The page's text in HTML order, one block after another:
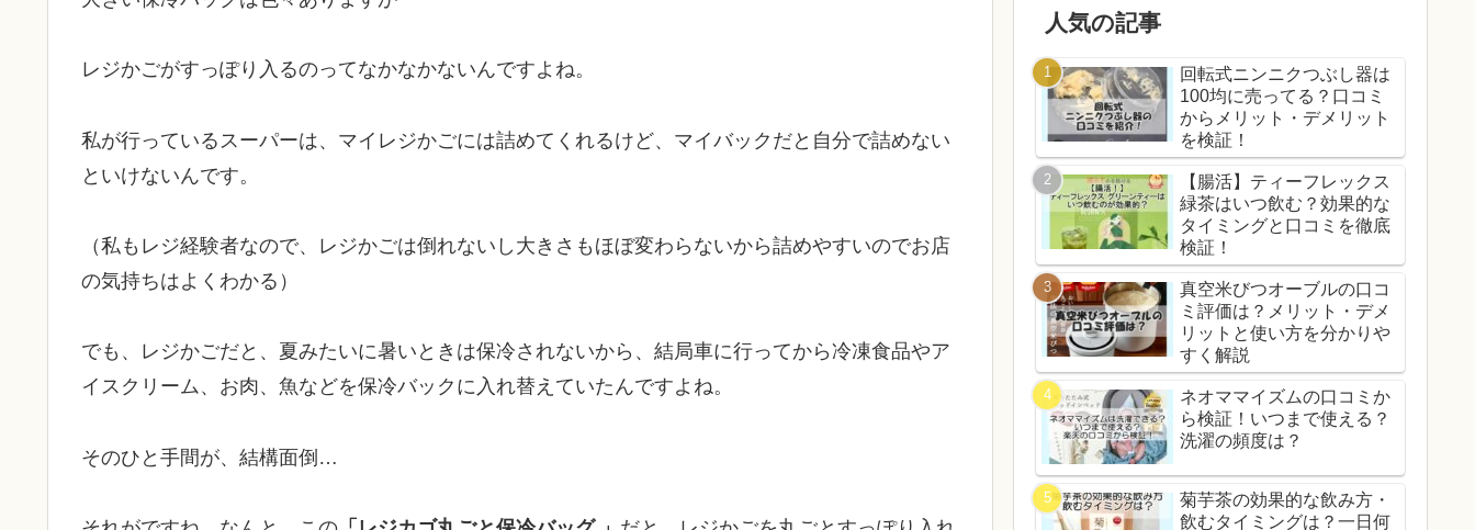
レジかごがすっぽり入るのってなかなかないんですよね。
私が行っているスーパーは、マイレジかごには詰めてくれるけど、マイバックだと自分で詰めない
といけないんです。
（私もレジ経験者なので、レジかごは倒れないし大きさもほぼ変わらないから詰めやすいのでお店
の気持ちはよくわかる）
でも、レジかごだと、夏みたいに暑いときは保冷されないから、結局車に行ってから冷凍食品やア
イスクリーム、お肉、魚などを保冷バックに入れ替えていたんですよね。
そのひと手間が、結構面倒…
人気の記事
回転式ニンニクつぶし器は
100均に売ってる？口コミ
からメリット・デメリット
を検証！
【腸活】ティーフレックス
緑茶はいつ飲む？効果的な
タイミングと口コミを徹底
検証！
真空米びつオーブルの口コ
ミ評価は？メリット・デメ
リットと使い方を分かりや
すく解説
ネオママイズムの口コミか
ら検証！いつまで使える？
洗濯の頻度は？
菊芋茶の効果的な飲み方・
飲むタイミングは？一日何